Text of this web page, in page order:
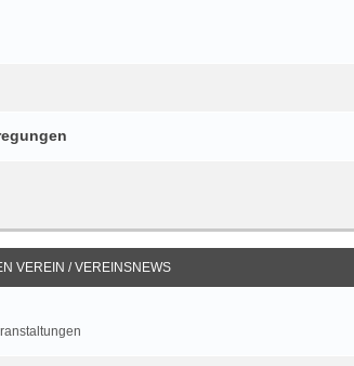
VEREIN / VEREINSNEWS